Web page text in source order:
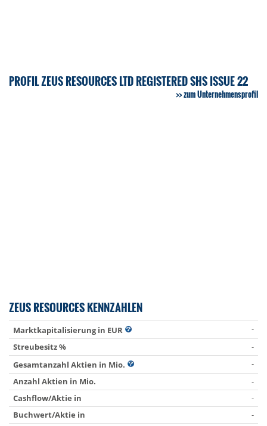
PROFIL ZEUS RESOURCES LTD REGISTERED SHS ISSUE 22
zum Unternehmensprofil
ZEUS RESOURCES KENNZAHLEN
Marktkapitalisierung in EUR
-
Streubesitz %
-
Gesamtanzahl Aktien in Mio.
-
Anzahl Aktien in Mio.
-
Cashflow/Aktie in
-
Buchwert/Aktie in
-